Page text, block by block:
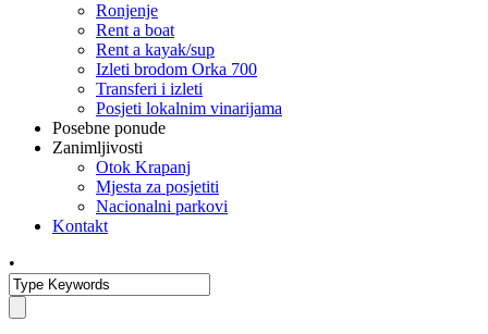
Ronjenje
Rent a boat
Rent a kayak/sup
Izleti brodom Orka 700
Transferi i izleti
Posjeti lokalnim vinarijama
Posebne ponude
Zanimljivosti
Otok Krapanj
Mjesta za posjetiti
Nacionalni parkovi
Kontakt
•